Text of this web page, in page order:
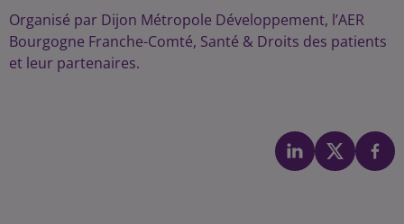
Organisé par Dijon Métropole Développement, l’AER
Bourgogne Franche-Comté, Santé & Droits des patients
et leur partenaires.